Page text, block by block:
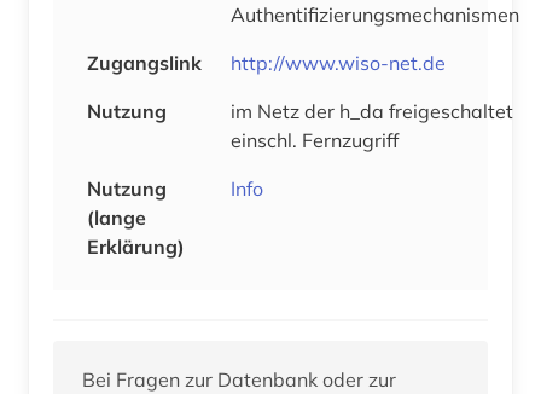
Authentifizierungsmechanismen
Zugangslink
http://www.wiso-net.de
Nutzung
im Netz der h_da freigeschaltet
einschl. Fernzugriff
Nutzung
(lange
Erklärung)
Info
Bei Fragen zur Datenbank oder zur